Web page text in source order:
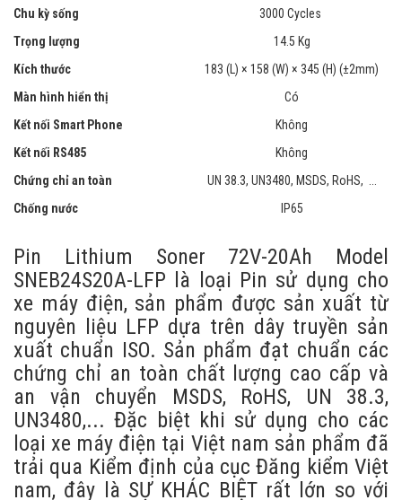
Chu kỳ sống
3000 Cycles
Trọng lượng
14.5 Kg
Kích thước
183 (L) × 158 (W) × 345 (H) (±2mm)
Màn hình hiển thị
Có
Kết nối Smart Phone
Không
Kết nối RS485
Không
Chứng chỉ an toàn
UN 38.3, UN3480, MSDS, RoHS, ...
Chống nước
IP65
Pin Lithium Soner 72V-20Ah Model
SNEB24S20A-LFP là loại Pin sử dụng cho
xe máy điện, sản phẩm được sản xuất từ
nguyên liệu LFP dựa trên dây truyền sản
xuất chuẩn ISO. Sản phẩm đạt chuẩn các
chứng chỉ an toàn chất lượng cao cấp và
an vận chuyển MSDS, RoHS, UN 38.3,
UN3480,... Đặc biệt khi sử dụng cho các
loại xe máy điện tại Việt nam sản phẩm đã
trải qua Kiểm định của cục Đăng kiểm Việt
nam, đây là SỰ KHÁC BIỆT rất lớn so với